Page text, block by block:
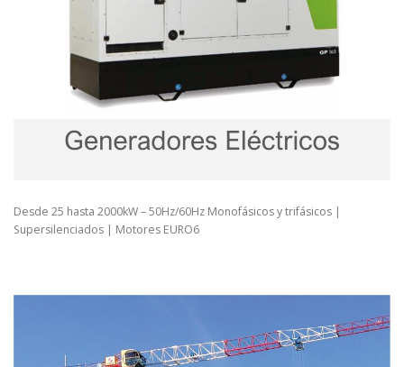
Desde 25 hasta 2000kW – 50Hz/60Hz Monofásicos y trifásicos |
Supersilenciados | Motores EURO6